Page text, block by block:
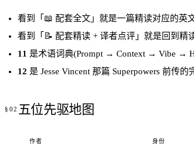
看到「📖 配套全文」就是一篇精读对应的英
看到「📝 配套精读 + 译者点评」就是回到精
11 是术语词典(Prompt → Context → Vibe →
12 是 Jesse Vincent 那篇 Superpowers 前传的
五位先驱地图
作者 身份